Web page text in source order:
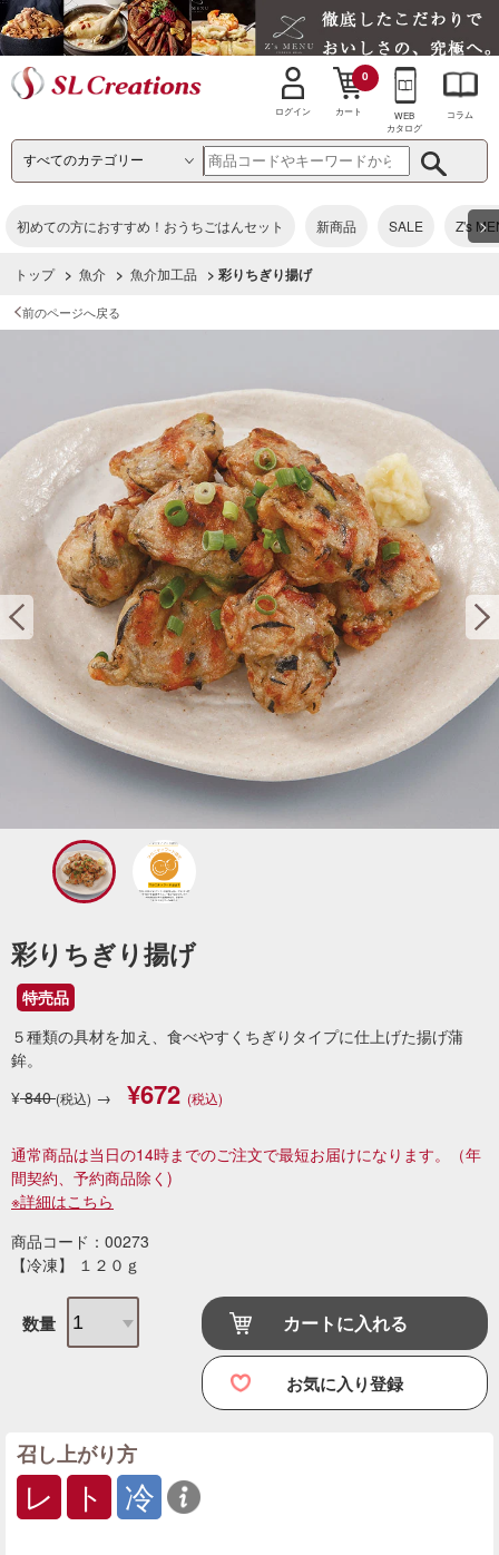
ログイン カート
0
WEB
カタログ
コラム
初めての方におすすめ！おうちごはんセット 新商品 SALE Z's >
トップ > 魚介 > 魚介加工品 > 彩りちぎり揚げ
前のページへ戻る
彩りちぎり揚げ
特売品
５種類の具材を加え、食べやすくちぎりタイプに仕上げた揚げ蒲
鉾。
¥840(税込) → ¥672 (税込)
通常商品は当日の14時までのご注文で最短お届けになります。
（年
間契約、予約商品除く)
※詳細はこちら
商品コード：00273
【冷凍】 １２０ｇ
数量 カートに入れる
お気に入り登録
召し上がり方
レ ト 冷